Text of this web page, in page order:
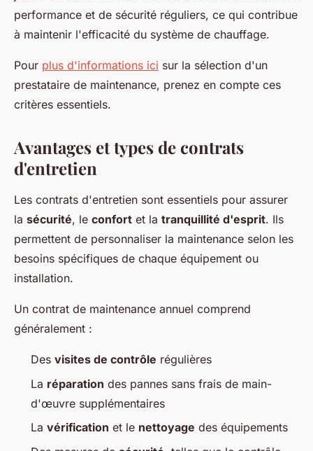
performance et de sécurité réguliers, ce qui contribue
à maintenir l'efficacité du système de chauffage.
Pour plus d'informations ici sur la sélection d'un
prestataire de maintenance, prenez en compte ces
critères essentiels.
Avantages et types de contrats
d'entretien
Les contrats d'entretien sont essentiels pour assurer
la sécurité, le confort et la tranquillité d'esprit. Ils
permettent de personnaliser la maintenance selon les
besoins spécifiques de chaque équipement ou
installation.
Un contrat de maintenance annuel comprend
généralement :
Des visites de contrôle régulières
La réparation des pannes sans frais de main-
d'œuvre supplémentaires
La vérification et le nettoyage des équipements